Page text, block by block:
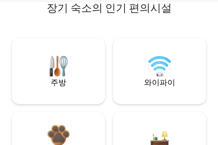
장기 숙소의 인기 편의시설
주방 와이파이